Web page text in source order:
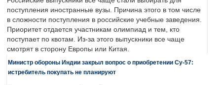
поступления иностранные вузы. Причина этого в том числе
в сложности поступления в российские учебные заведения.
Приоритет отдается участникам олимпиад и тем, кто
поступает по квотам. Из-за этого выпускники все чаще
смотрят в сторону Европы или Китая.
Министр обороны Индии закрыл вопрос о приобретении Су-57:
истребитель покупать не планируют